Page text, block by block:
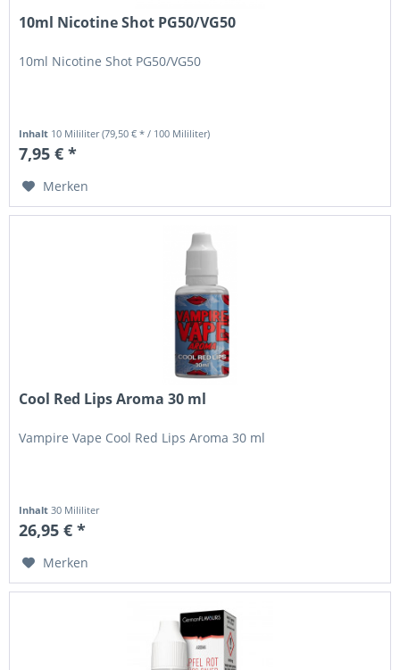
10ml Nicotine Shot PG50/VG50
10ml Nicotine Shot PG50/VG50
Inhalt 10 Mililiter(79,50 € * / 100 Mililiter)
7,95 € *
Merken
Cool Red Lips Aroma 30 ml
Vampire Vape Cool Red Lips Aroma 30 ml
Inhalt 30 Mililiter
26,95 € *
Merken